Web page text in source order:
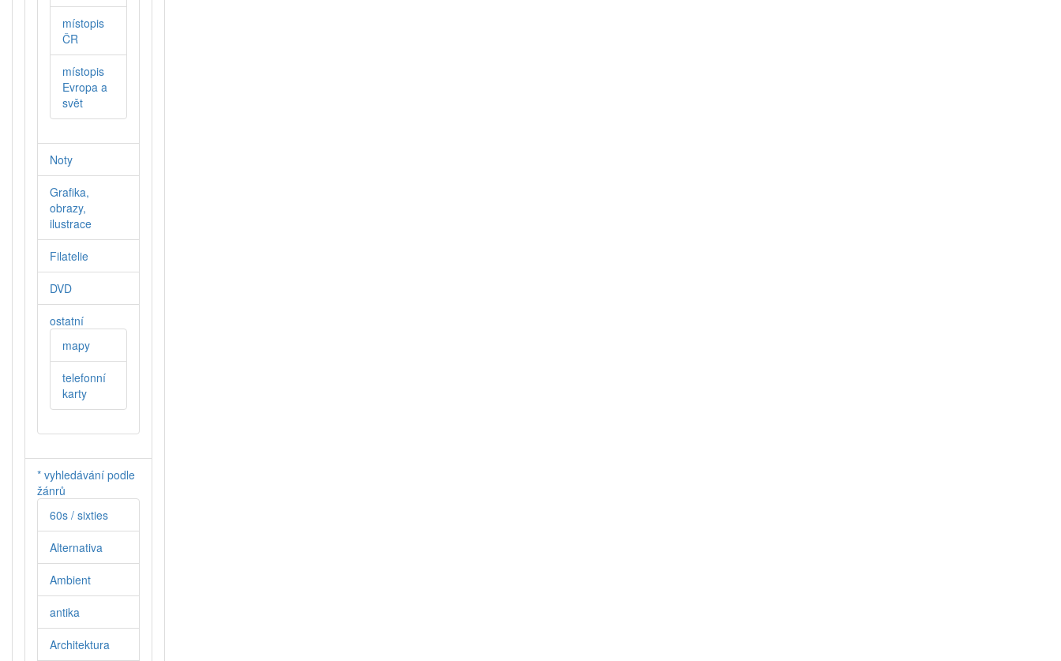
místopis
ČR
místopis
Evropa a
svět
Noty
Grafika,
obrazy,
ilustrace
Filatelie
DVD
ostatní
mapy
telefonní
karty
* vyhledávání podle
žánrů
60s / sixties
Alternativa
Ambient
antika
Architektura